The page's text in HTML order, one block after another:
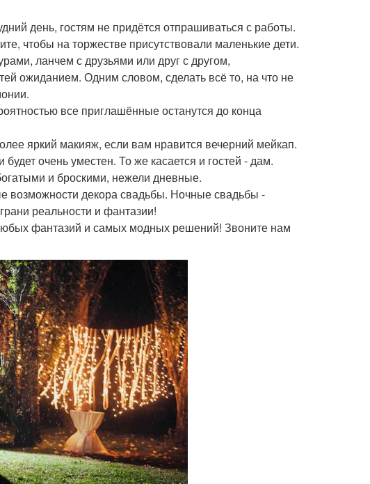
день, гостям не придётся отпрашиваться с работы.
чтобы на торжестве присутствовали маленькие дети.
ланчем с друзьями или друг с другом,
ожиданием. Одним словом, сделать всё то, на что не
все приглашённые останутся до конца
яркий макияж, если вам нравится вечерний мейкап.
очень уместен. То же касается и гостей - дам.
и броскими, нежели дневные.
возможности декора свадьбы. Ночные свадьбы -
реальности и фантазии!
фантазий и самых модных решений! Звоните нам